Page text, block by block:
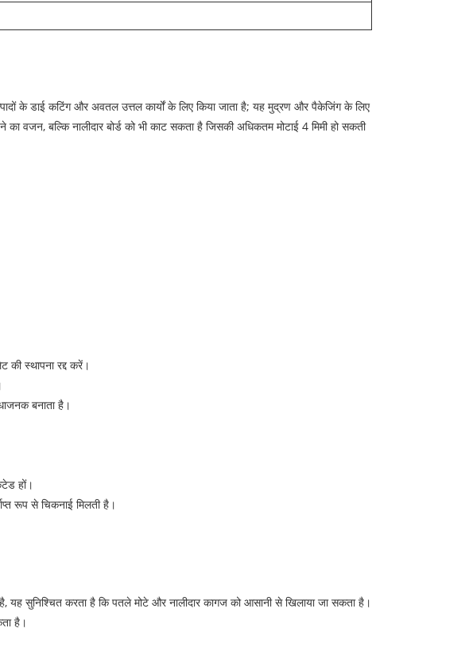
के डाई कटिंग और अवतल उत्तल कार्यों के लिए किया जाता है; यह मुद्रण और पैकेजिंग के लिए
वजन, बल्कि नालीदार बोर्ड को भी काट सकता है जिसकी अधिकतम मोटाई 4 मिमी हो सकती
स्थापना रद्द करें।
बनाता है।
हों।
रूप से चिकनाई मिलती है।
सुनिश्चित करता है कि पतले मोटे और नालीदार कागज को आसानी से खिलाया जा सकता है।
है।